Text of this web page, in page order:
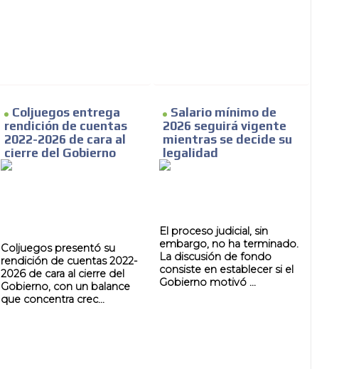
Coljuegos entrega
rendición de cuentas
2022-2026 de cara al
cierre del Gobierno
Coljuegos presentó su
rendición de cuentas 2022-
2026 de cara al cierre del
Gobierno, con un balance
que concentra crec...
Salario mínimo de
2026 seguirá vigente
mientras se decide su
legalidad
El proceso judicial, sin
embargo, no ha terminado.
La discusión de fondo
consiste en establecer si el
Gobierno motivó ...